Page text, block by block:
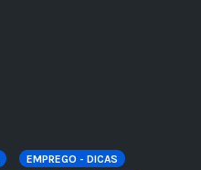
EMPREGO - DICAS